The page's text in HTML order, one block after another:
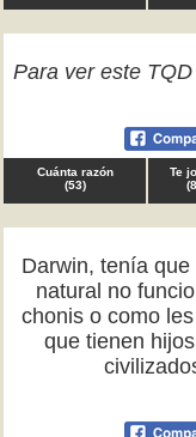
Para ver este
Cuánta razón
(53)
Te
(8
Darwin, tenía
natural no
chonis o como
que tienen